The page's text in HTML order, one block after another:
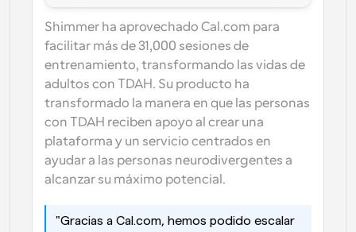
Shimmer ha aprovechado Cal.com para
facilitar más de 31,000 sesiones de
entrenamiento, transformando las vidas de
adultos con TDAH. Su producto ha
transformado la manera en que las personas
con TDAH reciben apoyo al crear una
plataforma y un servicio centrados en
ayudar a las personas neurodivergentes a
alcanzar su máximo potencial.
"Gracias a Cal.com, hemos podido escalar